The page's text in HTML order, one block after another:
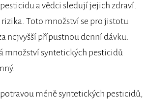
a vědci sledují jejich zdraví.
Toto množství se pro jistotu
nejvyšší přípustnou denní dávku.
množství syntetických pesticidů
méně syntetických pesticidů,